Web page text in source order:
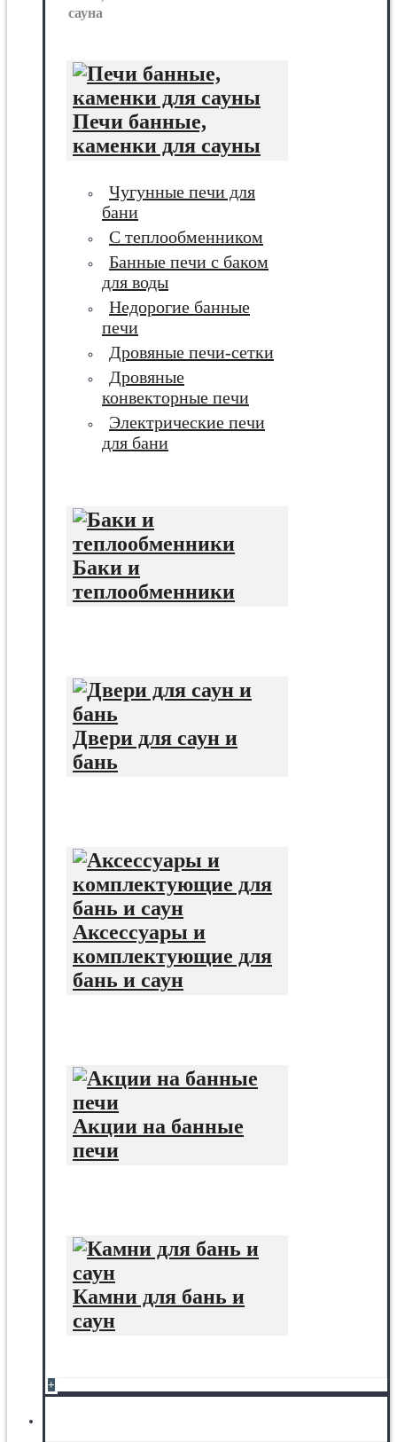
сауна
Печи банные,
каменки для сауны
Чугунные печи для
бани
С теплообменником
Банные печи с баком
для воды
Недорогие банные
печи
Дровяные печи-сетки
Дровяные
конвекторные печи
Электрические печи
для бани
Баки и
теплообменники
Двери для саун и
бань
Аксессуары и
комплектующие для
бань и саун
Акции на банные
печи
Камни для бань и
саун
+